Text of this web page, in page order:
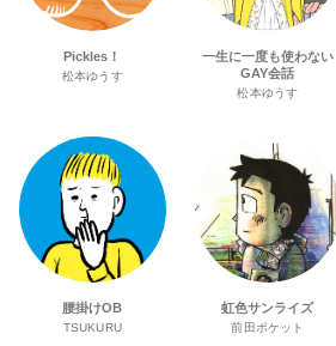
Pickles！
松本ゆうす
一生に一度も使わない
GAY会話
松本ゆうす
腰掛けOB
TSUKURU
虹色サンライズ
前田ポケット